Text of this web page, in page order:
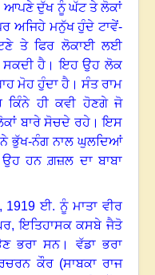
ਆਪਣੇ ਦੁੱਖ ਨੂੰ ਘੱਟ ਤੇ ਲੋਕਾਂ
ਅਜਿਹੇ ਮਨੁੱਖ ਹੁੰਦੇ ਟਾਵੇਂ-
ਤੇ ਫਿਰ ਲੋਕਾਈ ਲਈ
ਸਕਦੀ ਹੈ ।ਇਹ ਉਹ ਲੋਕ
ਮੋਹ ਹੁੰਦਾ ਹੈ। ਸੰਤ ਰਾਮ
ਕਿੰਨੇ ਹੀ ਕਵੀ ਹੋਣਗੇ ਜੋ
ਬਾਰੇ ਸੋਚਦੇ ਰਹੇ।ਇਸ
ਨੇ ਭੁੱਖ-ਨੰਗ ਨਾਲ ਘੁਲਦਿਆਂ
ਹਨ ਗ਼ਜ਼ਲ ਦਾ ਬਾਬਾ
1919ਈ. ਨੂੰ ਮਾਤਾ ਵੀਰ
,ਇਤਿਹਾਸਕ ਕਸਬੇ ਜੈਤੋ
ਭਰਾ ਸਨ। ਵੱਡਾ ਭਰਾ
ਕੌਰ (ਸਾਬਕਾ ਰਾਜ